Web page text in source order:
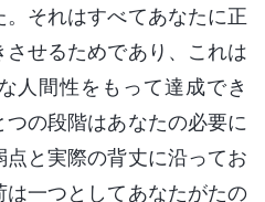
それはすべてあなたに正
せるためであり、これは
人間性をもって達成でき
の段階はあなたの必要に
と実際の背丈に沿ってお
は一つとしてあなたがたの